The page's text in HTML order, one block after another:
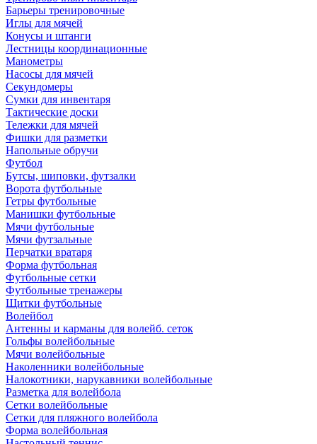
Барьеры тренировочные
Иглы для мячей
Конусы и штанги
Лестницы координационные
Манометры
Насосы для мячей
Секундомеры
Сумки для инвентаря
Тактические доски
Тележки для мячей
Фишки для разметки
Напольные обручи
Футбол
Бутсы, шиповки, футзалки
Ворота футбольные
Гетры футбольные
Манишки футбольные
Мячи футбольные
Мячи футзальные
Перчатки вратаря
Форма футбольная
Футбольные сетки
Футбольные тренажеры
Щитки футбольные
Волейбол
Антенны и карманы для волейб. сеток
Гольфы волейбольные
Мячи волейбольные
Наколенники волейбольные
Налокотники, нарукавники волейбольные
Разметка для волейбола
Сетки волейбольные
Сетки для пляжного волейбола
Форма волейбольная